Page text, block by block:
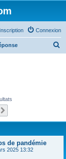
Connexion
Inscription
de pandémie
2025 13:32